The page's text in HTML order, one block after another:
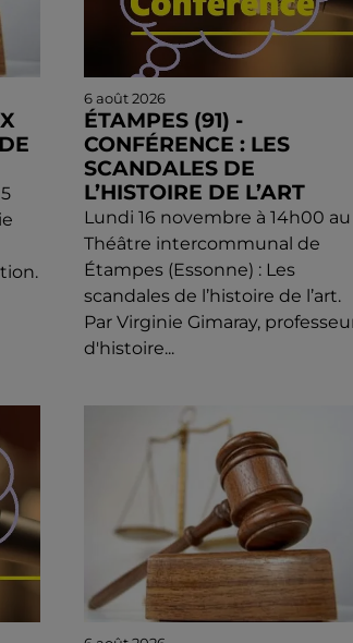
6 août 2026
ÉTAMPES (91) -
CONFÉRENCE : LES
SCANDALES DE
L’HISTOIRE DE L’ART
Lundi 16 novembre à 14h00 au
Théâtre intercommunal de
Étampes (Essonne) : Les
scandales de l’histoire de l’art.
Par Virginie Gimaray,
d'histoire...